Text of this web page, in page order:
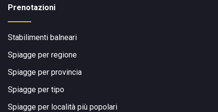
Prenotazioni
Stabilimenti balneari
Spiagge per regione
Spiagge per provincia
Spiagge per tipo
Spiagge per località più popolari